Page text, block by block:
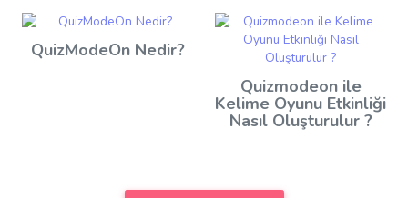
QuizModeOn Nedir?
Quizmodeon ile
Kelime Oyunu Etkinliği
Nasıl Oluşturulur ?